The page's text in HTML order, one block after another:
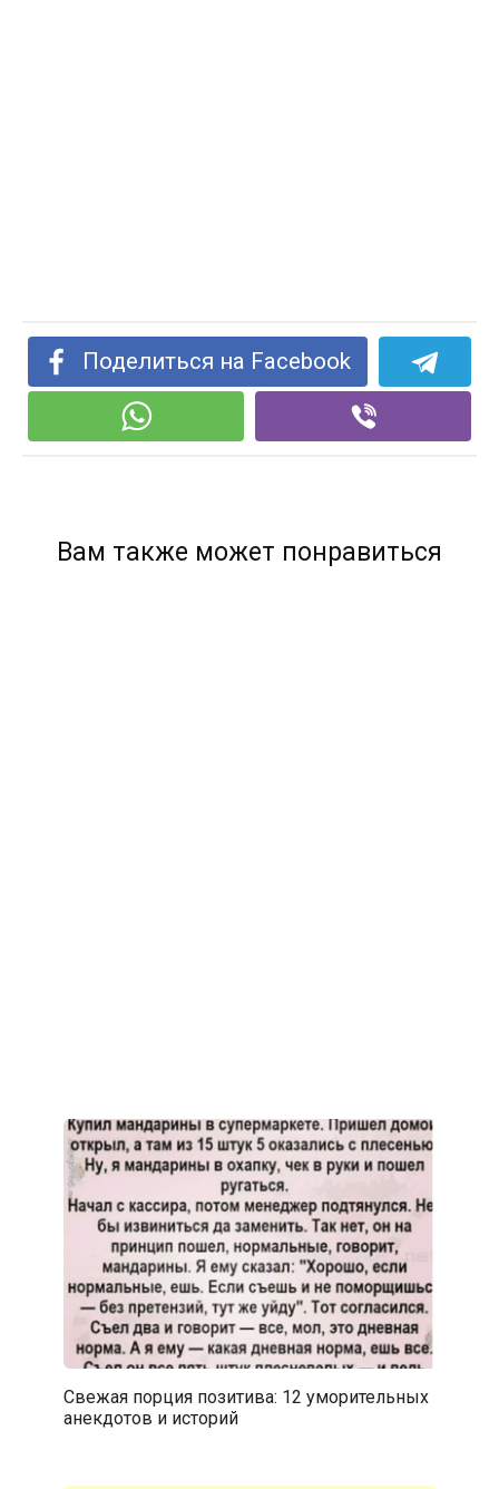
Поделиться на Facebook
Вам также может понравиться
Свежая порция позитива: 12 уморительных
анекдотов и историй